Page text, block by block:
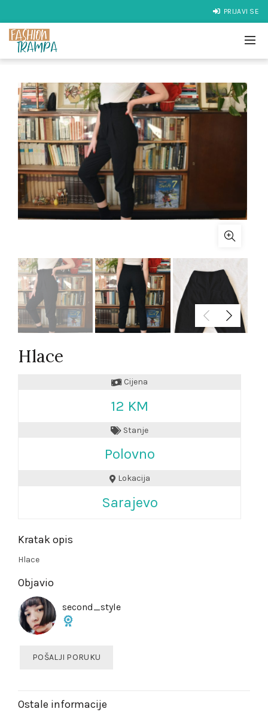
PRIJAVI SE
Hlace
Cijena
12 KM
Stanje
Polovno
Lokacija
Sarajevo
Kratak opis
Hlace
Objavio
second_style
POŠALJI PORUKU
Ostale informacije